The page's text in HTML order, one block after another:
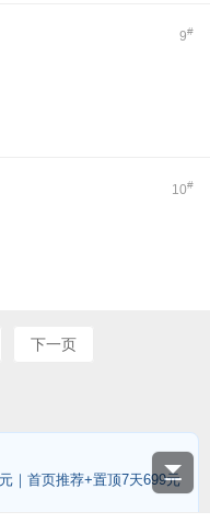
9#
10#
下一页
｜首页推荐+置顶7天699元